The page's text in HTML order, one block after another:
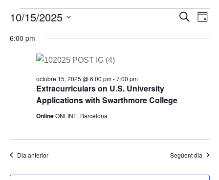
Cerca
Dia
10/15/2025
6:00 pm
Extracurriculars on U.S. University
Applications with Swarthmore College
octubre 15, 2025 @ 6:00 pm-7:00 pm
OnlineONLINE, Barcelona
Dia anterior Següent dia